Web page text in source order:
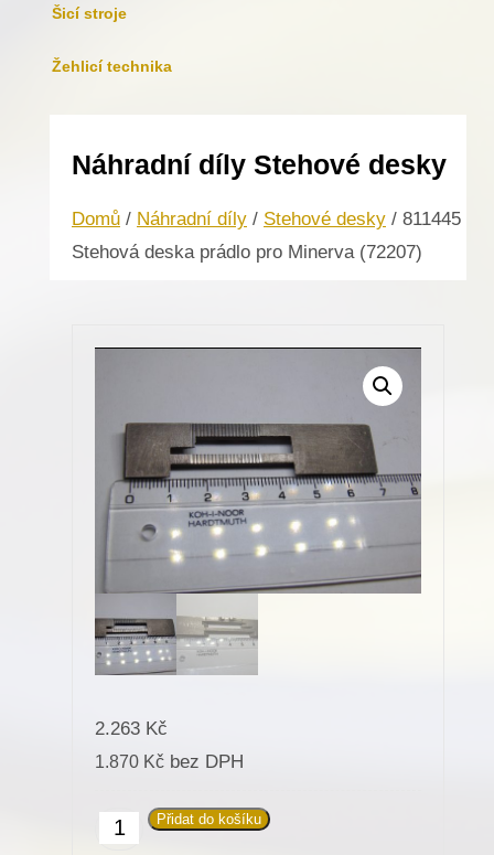
Šicí stroje
Žehlicí technika
Náhradní díly Stehové desky
Domů / Náhradní díly / Stehové desky / 811445
Stehová deska prádlo pro Minerva (72207)
2.263 Kč
1.870 Kč bez DPH
811445Přidat do košíku